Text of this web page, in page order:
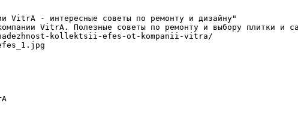
VitrA - интересные советы по ремонту и дизайну"
VitrA. Полезные советы по ремонту и выбору плитки и
kollektsii-efes-ot-kompanii-vitra/